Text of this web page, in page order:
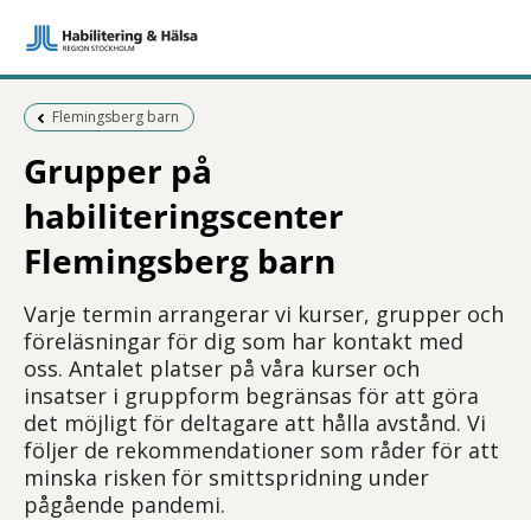
Föregående sida:
Flemingsberg barn
Grupper på
habiliteringscenter
Flemingsberg barn
Varje termin arrangerar vi kurser, grupper och
föreläsningar för dig som har kontakt med
oss. Antalet platser på våra kurser och
insatser i gruppform begränsas för att göra
det möjligt för deltagare att hålla avstånd. Vi
följer de rekommendationer som råder för att
minska risken för smittspridning under
pågående pandemi.